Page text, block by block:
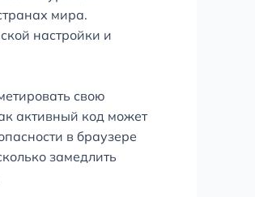
мира.
настройки и
свою
активный код может
в браузере
замедлить